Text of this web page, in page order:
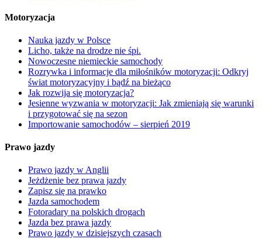
Motoryzacja
Nauka jazdy w Polsce
Licho, także na drodze nie śpi.
Nowoczesne niemieckie samochody
Rozrywka i informacje dla miłośników motoryzacji: Odkryj
świat motoryzacyjny i bądź na bieżąco
Jak rozwija się motoryzacja?
Jesienne wyzwania w motoryzacji: Jak zmieniają się warunki
i przygotować się na sezon
Importowanie samochodów – sierpień 2019
Prawo jazdy
Prawo jazdy w Anglii
Jeżdżenie bez prawa jazdy
Zapisz się na prawko
Jazda samochodem
Fotoradary na polskich drogach
Jazda bez prawa jazdy
Prawo jazdy w dzisiejszych czasach